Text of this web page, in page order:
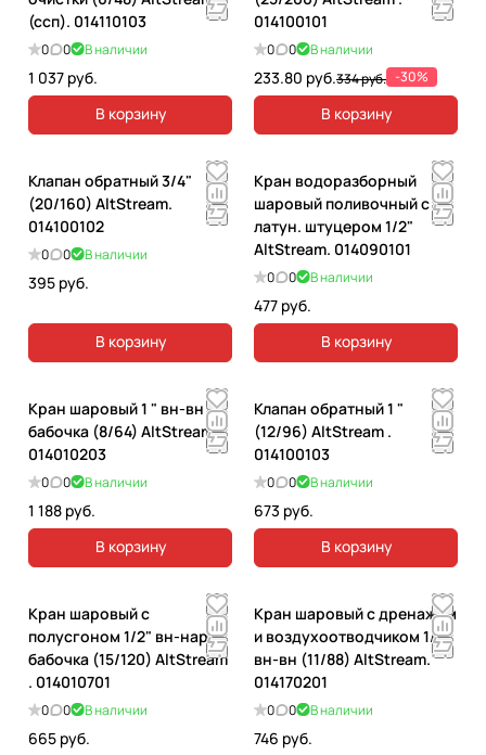
я
(ссп). 014110103
0 0 В наличии
1 037 руб.
В корзину
014100101
0 0 В наличии
233.80 руб.334 руб. -30%
В корзину
Клапан обратный 3/4"
(20/160) AltStream.
014100102
0 0 В наличии
395 руб.
В корзину
Кран водоразборный
шаровый поливочный с
латун. штуцером 1/2"
AltStream. 014090101
0 0 В наличии
477 руб.
В корзину
Кран шаровый 1 " вн-вн
бабочка (8/64) AltStream .
014010203
0 0 В наличии
1 188 руб.
В корзину
Клапан обратный 1 "
(12/96) AltStream .
014100103
0 0 В наличии
673 руб.
В корзину
Кран шаровый с
полусгоном 1/2" вн-нар
бабочка (15/120) AltStream
. 014010701
0 0 В наличии
665 руб.
Кран шаровый с дренажом
и воздухоотводчиком 1/2"
вн-вн (11/88) AltStream.
014170201
0 0 В наличии
746 руб.